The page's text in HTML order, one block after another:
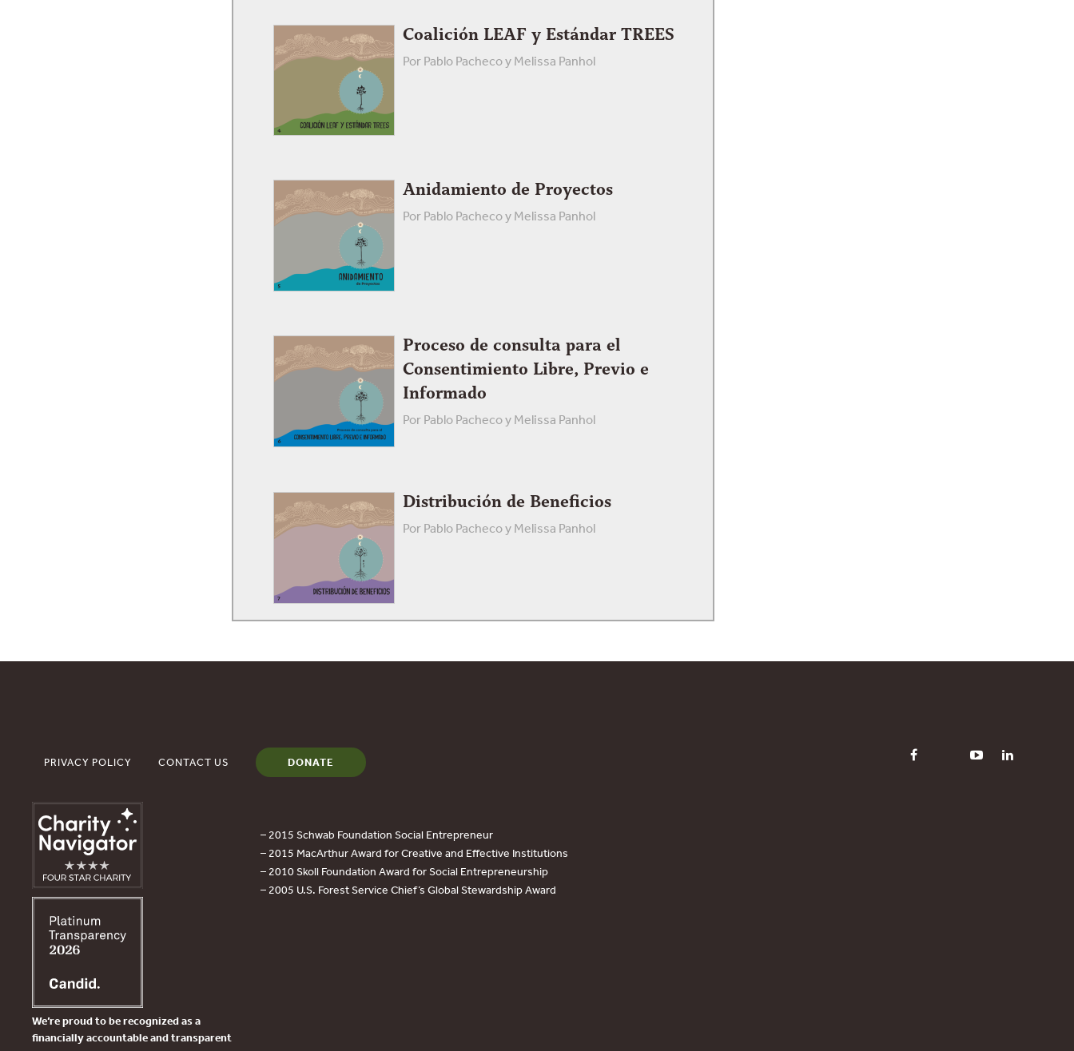
Coalición LEAF y Estándar TREES
Por Pablo Pacheco y Melissa Panhol
Anidamiento de Proyectos
Por Pablo Pacheco y Melissa Panhol
Proceso de consulta para el
Consentimiento Libre, Previo e
Informado
Por Pablo Pacheco y Melissa Panhol
Distribución de Beneficios
Por Pablo Pacheco y Melissa Panhol
PRIVACY POLICY CONTACT US DONATE
We’re proud to be recognized as a
financially accountable and transparent
– 2015 Schwab Foundation Social Entrepreneur
– 2015 MacArthur Award for Creative and Effective Institutions
– 2010 Skoll Foundation Award for Social Entrepreneurship
– 2005 U.S. Forest Service Chief’s Global Stewardship Award